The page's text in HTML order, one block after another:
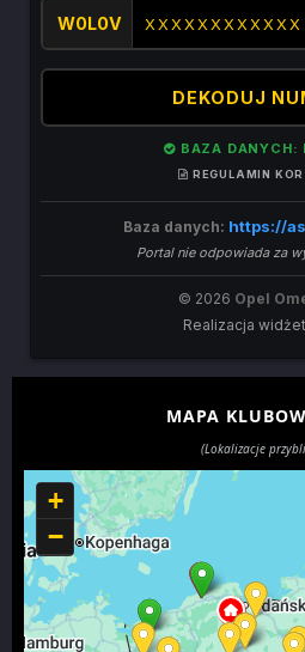
W0L0V
DEKODUJ
BAZA DANYCH:
REGULAMIN
Baza danych: https://
Portal nie odpowiada za
© 2026 Opel
Realizacja
MAPA
(Lokalizacje
+
−